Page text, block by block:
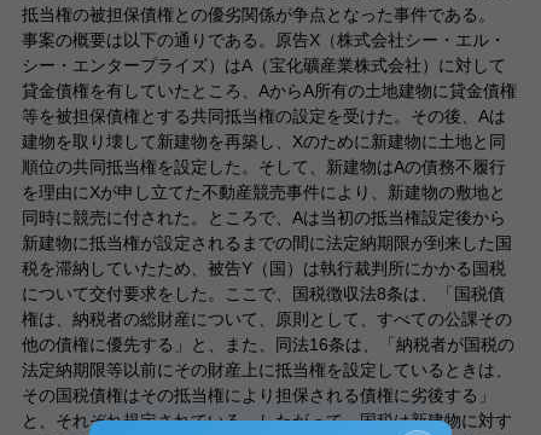
抵当権の被担保債権との優劣関係が争点となった事件である。
事案の概要は以下の通りである。原告X（株式会社シー・エル・
シー・エンタープライズ）はA（宝化礦産業株式会社）に対して
貸金債権を有していたところ、AからA所有の土地建物に貸金債権
等を被担保債権とする共同抵当権の設定を受けた。その後、Aは
建物を取り壊して新建物を再築し、Xのために新建物に土地と同
順位の共同抵当権を設定した。そして、新建物はAの債務不履行
を理由にXが申し立てた不動産競売事件により、新建物の敷地と
同時に競売に付された。ところで、Aは当初の抵当権設定後から
新建物に抵当権が設定されるまでの間に法定納期限が到来した国
税を滞納していたため、被告Y（国）は執行裁判所にかかる国税
について交付要求をした。ここで、国税徴収法8条は、「国税債
権は、納税者の総財産について、原則として、すべての公課その
他の債権に優先する」と、また、同法16条は、「納税者が国税の
法定納期限等以前にその財産上に抵当権を設定しているときは、
その国税債権はその抵当権により担保される債権に劣後する」
と、それぞれ規定されている。したがって、国税は新建物に対す